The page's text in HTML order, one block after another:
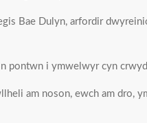
Bae Dulyn, arfordir
pontwn i ymwelwyr cyn
am noson, ewch am dro,